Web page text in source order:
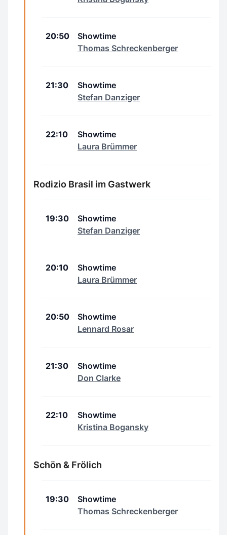
20:50
Showtime
Thomas Schreckenberger
21:30
Showtime
Stefan Danziger
22:10
Showtime
Laura Brümmer
Rodizio Brasil im Gastwerk
19:30
Showtime
Stefan Danziger
20:10
Showtime
Laura Brümmer
20:50
Showtime
Lennard Rosar
21:30
Showtime
Don Clarke
22:10
Showtime
Kristina Bogansky
Schön & Frölich
19:30
Showtime
Thomas Schreckenberger